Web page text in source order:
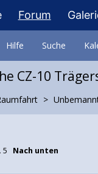
Forum
Hilfe Suche
CZ-10
5 Nach unten